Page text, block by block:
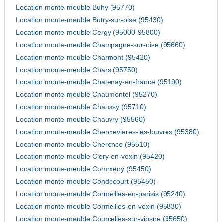
Location monte-meuble Buhy (95770)
Location monte-meuble Butry-sur-oise (95430)
Location monte-meuble Cergy (95000-95800)
Location monte-meuble Champagne-sur-oise (95660)
Location monte-meuble Charmont (95420)
Location monte-meuble Chars (95750)
Location monte-meuble Chatenay-en-france (95190)
Location monte-meuble Chaumontel (95270)
Location monte-meuble Chaussy (95710)
Location monte-meuble Chauvry (95560)
Location monte-meuble Chennevieres-les-louvres (95380)
Location monte-meuble Cherence (95510)
Location monte-meuble Clery-en-vexin (95420)
Location monte-meuble Commeny (95450)
Location monte-meuble Condecourt (95450)
Location monte-meuble Cormeilles-en-parisis (95240)
Location monte-meuble Cormeilles-en-vexin (95830)
Location monte-meuble Courcelles-sur-viosne (95650)